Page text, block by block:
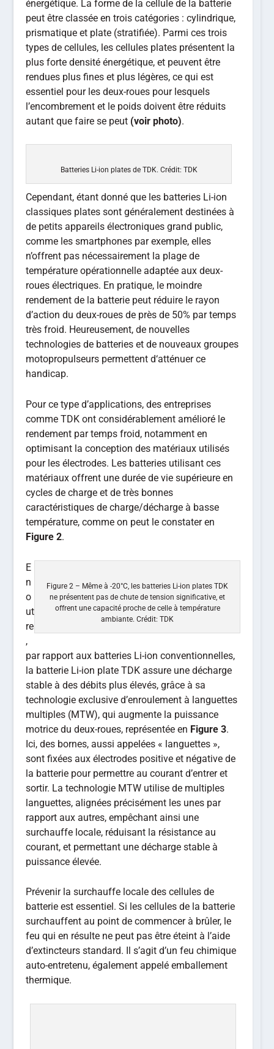
énergétique. La forme de la cellule de la batterie
peut être classée en trois catégories : cylindrique,
prismatique et plate (stratifiée). Parmi ces trois
types de cellules, les cellules plates présentent la
plus forte densité énergétique, et peuvent être
rendues plus fines et plus légères, ce qui est
essentiel pour les deux-roues pour lesquels
l’encombrement et le poids doivent être réduits
autant que faire se peut (voir photo).
Batteries Li-ion plates de TDK. Crédit: TDK
Cependant, étant donné que les batteries Li-ion
classiques plates sont généralement destinées à
de petits appareils électroniques grand public,
comme les smartphones par exemple, elles
n’offrent pas nécessairement la plage de
température opérationnelle adaptée aux deux-
roues électriques. En pratique, le moindre
rendement de la batterie peut réduire le rayon
d’action du deux-roues de près de 50% par temps
très froid. Heureusement, de nouvelles
technologies de batteries et de nouveaux groupes
motopropulseurs permettent d‘atténuer ce
handicap.
Pour ce type d’applications, des entreprises
comme TDK ont considérablement amélioré le
rendement par temps froid, notamment en
optimisant la conception des matériaux utilisés
pour les électrodes. Les batteries utilisant ces
matériaux offrent une durée de vie supérieure en
cycles de charge et de très bonnes
caractéristiques de charge/décharge à basse
température, comme on peut le constater en
Figure 2.
Figure 2 – Même à -20°C, les batteries Li-ion plates TDK
ne présentent pas de chute de tension significative, et
offrent une capacité proche de celle à température
ambiante. Crédit: TDK
E
n
o
ut
re
,
par rapport aux batteries Li-ion conventionnelles,
la batterie Li-ion plate TDK assure une décharge
stable à des débits plus élevés, grâce à sa
technologie exclusive d’enroulement à languettes
multiples (MTW), qui augmente la puissance
motrice du deux-roues, représentée en Figure 3.
Ici, des bornes, aussi appelées « languettes »,
sont fixées aux électrodes positive et négative de
la batterie pour permettre au courant d’entrer et
sortir. La technologie MTW utilise de multiples
languettes, alignées précisément les unes par
rapport aux autres, empêchant ainsi une
surchauffe locale, réduisant la résistance au
courant, et permettant une décharge stable à
puissance élevée.
Prévenir la surchauffe locale des cellules de
batterie est essentiel. Si les cellules de la batterie
surchauffent au point de commencer à brûler, le
feu qui en résulte ne peut pas être éteint à l’aide
d’extincteurs standard. Il s’agit d’un feu chimique
auto-entretenu, également appelé emballement
thermique.